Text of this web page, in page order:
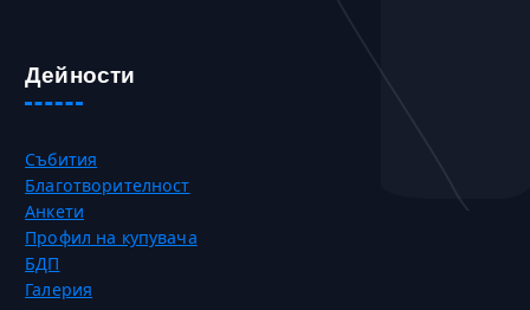
Дейности
Събития
Благотворителност
Анкети
Профил на купувача
БДП
Галерия